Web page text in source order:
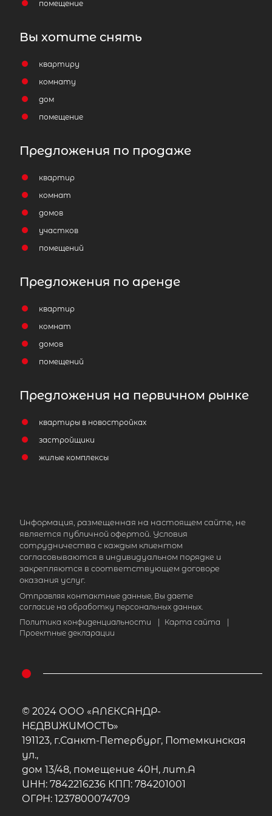
помещение
Вы хотите снять
квартиру
комнату
дом
помещение
Предложения по продаже
квартир
комнат
домов
участков
помещений
Предложения по аренде
квартир
комнат
домов
помещений
Предложения на первичном рынке
квартиры в новостройках
застройщики
жилые комплексы
Информация, размещенная на настоящем сайте, не
является публичной офертой. Условия
сотрудничества с каждым клиентом
согласовываются в индивидуальном порядке и
закрепляются в соответствующем договоре
оказания услуг.
Отправляя контактные данные, Вы даете
согласие на обработку персональных данных.
Политика конфиденциальности
| Карта сайта
|
Проектные декларации
© 2024 ООО «АЛЕКСАНДР-
НЕДВИЖИМОСТЬ»
191123, г.Санкт-Петербург, Потемкинская
ул.,
дом 13/48, помещение 40Н, лит.А
ИНН: 7842216236 КПП: 784201001
ОГРН: 1237800074709